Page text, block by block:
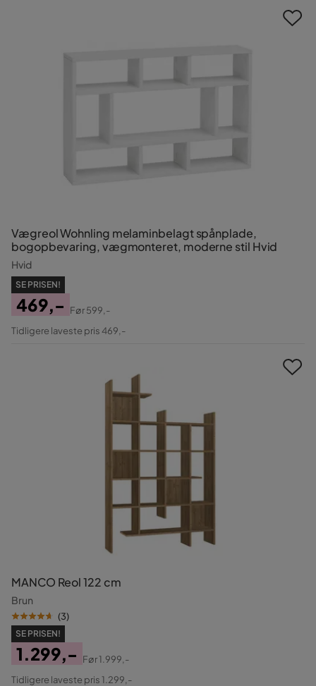
Vægreol Wohnling melaminbelagt spånplade,
bogopbevaring, vægmonteret, moderne stil Hvid
Hvid
SE PRISEN!
Pris
469,-
Original
Før599,-
Tidligere laveste pris 469,-
MANCO Reol 122 cm
Brun
(3)
SE PRISEN!
Pris
1.299,-
Original
Før1.999,-
Tidligere laveste pris 1.299,-